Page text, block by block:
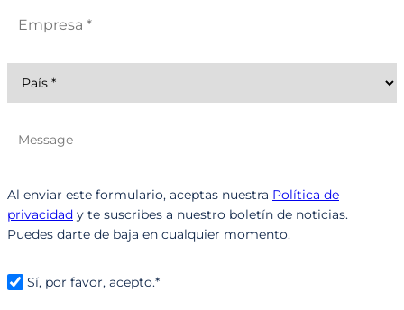
Al enviar este formulario, aceptas nuestra Política de
privacidad y te suscribes a nuestro boletín de noticias.
Puedes darte de baja en cualquier momento.
Sí, por favor, acepto.*